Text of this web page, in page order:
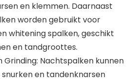
en klemmen. Daarnaast
worden gebruikt voor
whitening spalken, geschikt
en tandgroottes.
Grinding: Nachtspalken kunnen
en tandenknarsen